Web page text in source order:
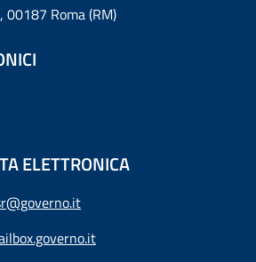
00187 Roma (RM)
ELETTRONICA